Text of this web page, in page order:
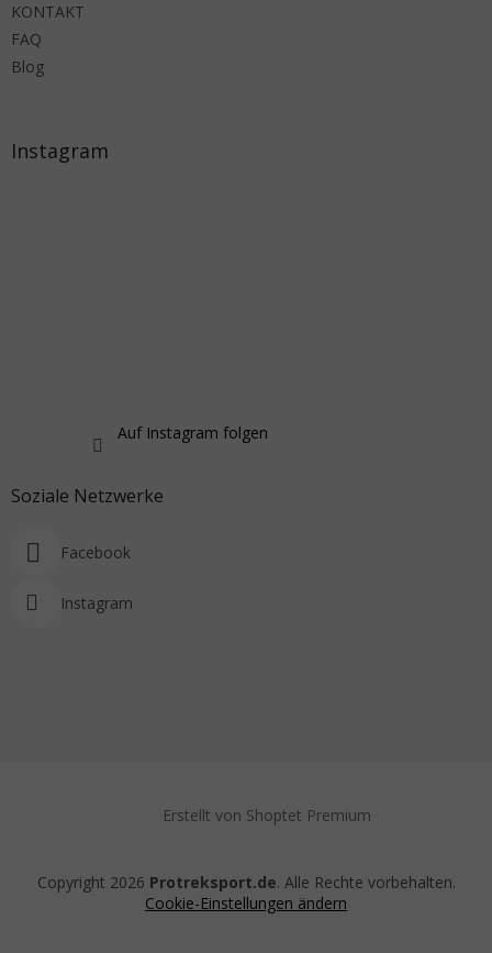
KONTAKT
FAQ
Blog
Instagram
Auf Instagram folgen
Soziale Netzwerke
Facebook
Instagram
Erstellt von Shoptet Premium
Copyright 2026 Protreksport.de. Alle Rechte vorbehalten.
Cookie-Einstellungen ändern